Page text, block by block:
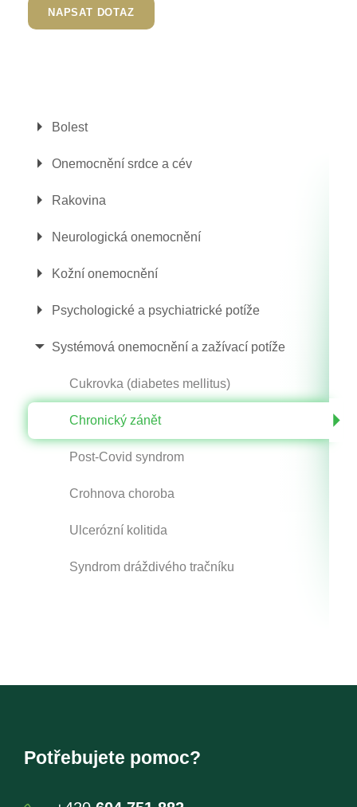
NAPSAT DOTAZ
Bolest
Onemocnění srdce a cév
Rakovina
Neurologická onemocnění
Kožní onemocnění
Psychologické a psychiatrické potíže
Systémová onemocnění a zažívací potíže
Cukrovka (diabetes mellitus)
Chronický zánět
Post-Covid syndrom
Crohnova choroba
Ulcerózní kolitida
Syndrom dráždivého tračníku
Potřebujete pomoc?